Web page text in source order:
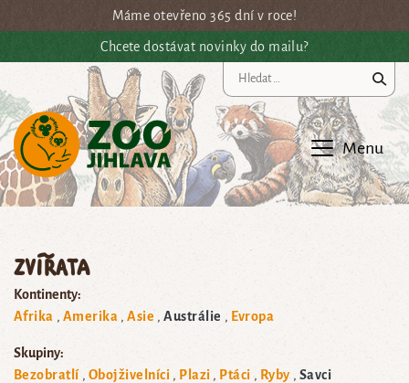
Přejít na hlavní obsahMáme otevřeno 365 dní v roce!
Chcete dostávat novinky do mailu?
Menu
Zvířata
Kontinenty:
Afrika
Amerika Asie Austrálie Evropa
Skupiny:
Bezobratlí
Obojživelníci Plazi Ptáci Ryby Savci